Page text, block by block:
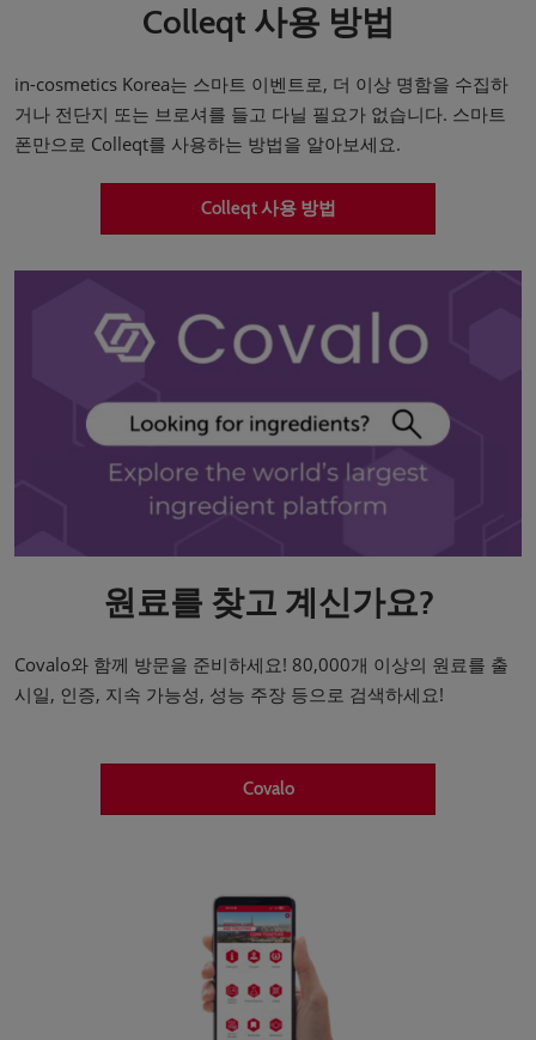
Colleqt 사용 방법
in-cosmetics Korea는 스마트 이벤트로, 더 이상 명함을 수집하
거나 전단지 또는 브로셔를 들고 다닐 필요가 없습니다. 스마트
폰만으로 Colleqt를 사용하는 방법을 알아보세요.
Colleqt 사용 방법
원료를 찾고 계신가요?
Covalo와 함께 방문을 준비하세요! 80,000개 이상의 원료를 출
시일, 인증, 지속 가능성, 성능 주장 등으로 검색하세요!
Covalo